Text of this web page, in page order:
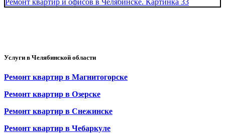
Услуги в Челябинской области
Ремонт квартир в Магнитогорске
Ремонт квартир в Озерске
Ремонт квартир в Снежинске
Ремонт квартир в Чебаркуле